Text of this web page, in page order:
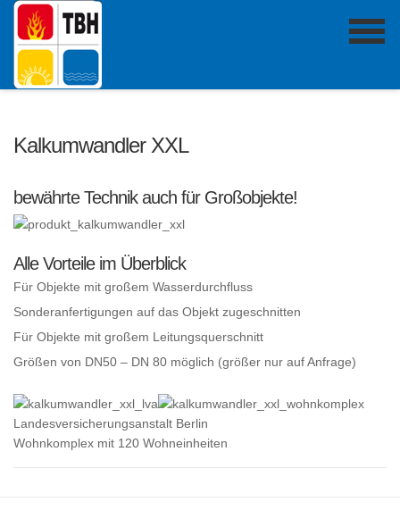
Kalkumwandler XXL
bewährte Technik auch für Großobjekte!
Alle Vorteile im Überblick
Für Objekte mit großem Wasserdurchfluss
Sonderanfertigungen auf das Objekt zugeschnitten
Für Objekte mit großem Leitungsquerschnitt
Größen von DN50 – DN 80 möglich (größer nur auf Anfrage)
Landesversicherungsanstalt Berlin
Wohnkomplex mit 120 Wohneinheiten